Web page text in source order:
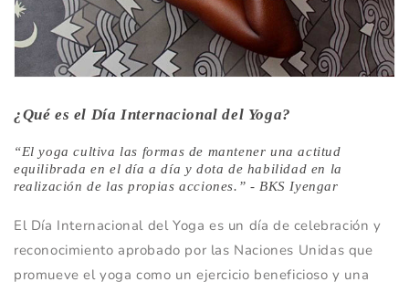
¿Qué es el Día Internacional del Yoga?
“El yoga cultiva las formas de mantener una actitud
equilibrada en el día a día y dota de habilidad en la
realización de las propias acciones.” - BKS Iyengar
El Día Internacional del Yoga es un día de celebración y
reconocimiento aprobado por las Naciones Unidas que
promueve el yoga como un ejercicio beneficioso y una